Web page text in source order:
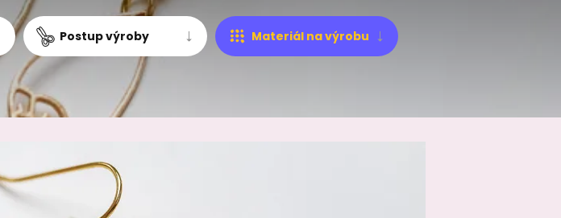
Postup výroby Materiál na výrobu